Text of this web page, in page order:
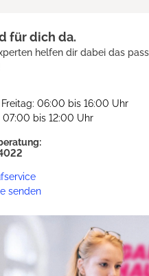
für dich da.
helfen dir dabei das
06:00 bis 16:00 Uhr
07:00 bis 12:00 Uhr
senden